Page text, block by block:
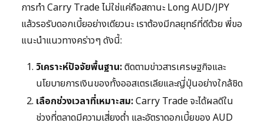
การทำ Carry Trade ไม่ใช่แค่ถือสถานะ Long AUD/JPY
แล้วรอรับดอกเบี้ยอย่างเดียวนะ เราต้องมีกลยุทธ์ที่ดีด้วย พี่ขอ
แนะนำแนวทางคร่าวๆ ดังนี้:
วิเคราะห์ปัจจัยพื้นฐาน:ติดตามข่าวสารเศรษฐกิจและ
นโยบายการเงินของทั้งออสเตรเลียและญี่ปุ่นอย่างใกล้ชิด
เลือกช่วงเวลาที่เหมาะสม:Carry Trade จะได้ผลดีใน
ช่วงที่ตลาดมีความเสี่ยงต่ำ และอัตราดอกเบี้ยของ AUD